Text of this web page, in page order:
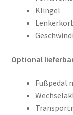
Klingel
Optional
Fußpedal